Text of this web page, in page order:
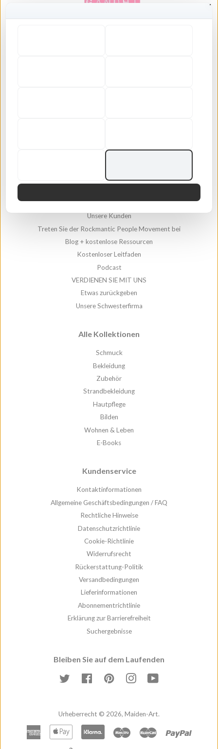
Unser Manifest
Geschenkkarten
Drücken
Unsere Kunden
Treten Sie der Rockmantic People Movement bei
Blog + kostenlose Ressourcen
Kostenloser Leitfaden
Podcast
VERDIENEN SIE MIT UNS
Etwas zurückgeben
Unsere Schwesterfirma
Alle Kollektionen
Schmuck
Bekleidung
Zubehör
Strandbekleidung
Hautpflege
Bilden
Wohnen & Leben
E-Books
Kundenservice
Kontaktinformationen
Allgemeine Geschäftsbedingungen / FAQ
Rechtliche Hinweise
Datenschutzrichtlinie
Cookie-Richtlinie
Widerrufsrecht
Rückerstattung-Politik
Versandbedingungen
Lieferinformationen
Abonnementrichtlinie
Erklärung zur Barrierefreiheit
Suchergebnisse
Bleiben Sie auf dem Laufenden
Twitter FacebookPinterest Instagram
Urheberrecht © 2026, Maiden-Art.
American
Express
Apple
Pay
Klar Maestro Master